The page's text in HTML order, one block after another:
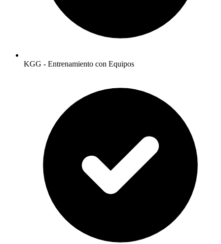
KGG - Entrenamiento con Equipos